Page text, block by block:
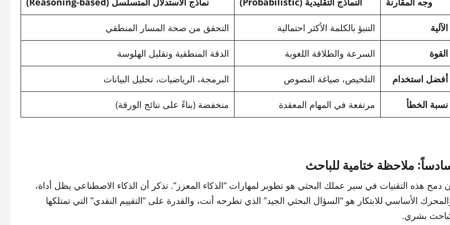
الآلية التنبؤ بالكلمة الأكثر احتمالية التحقق من صحة المسار المنطقي
القوة السرعة والطلاقة اللغوية الدقة المنطقية وتقليل الهلوسة
أفضل استخدام التلخيص، صياغة النصوص البرمجة، الرياضيات، تحليل البيانات
نسبة الخطأ مرتفعة في المهام المعقدة منخفضة (بناءً على نتائج الورقة)
ملاحظة ختامية للباحث
دمج هذه التقنيات في سير عملك البحثي هو تطوير لمهارات “الذكاء المعزز”. تذكر أن الذكاء الاصطناعي يظل أداة،
الأساسي للابتكار هو “السؤال البحثي الجيد” الذي تطرحه أنت، والقدرة على “التقييم النقدي” التي تمتلكها
بشري.